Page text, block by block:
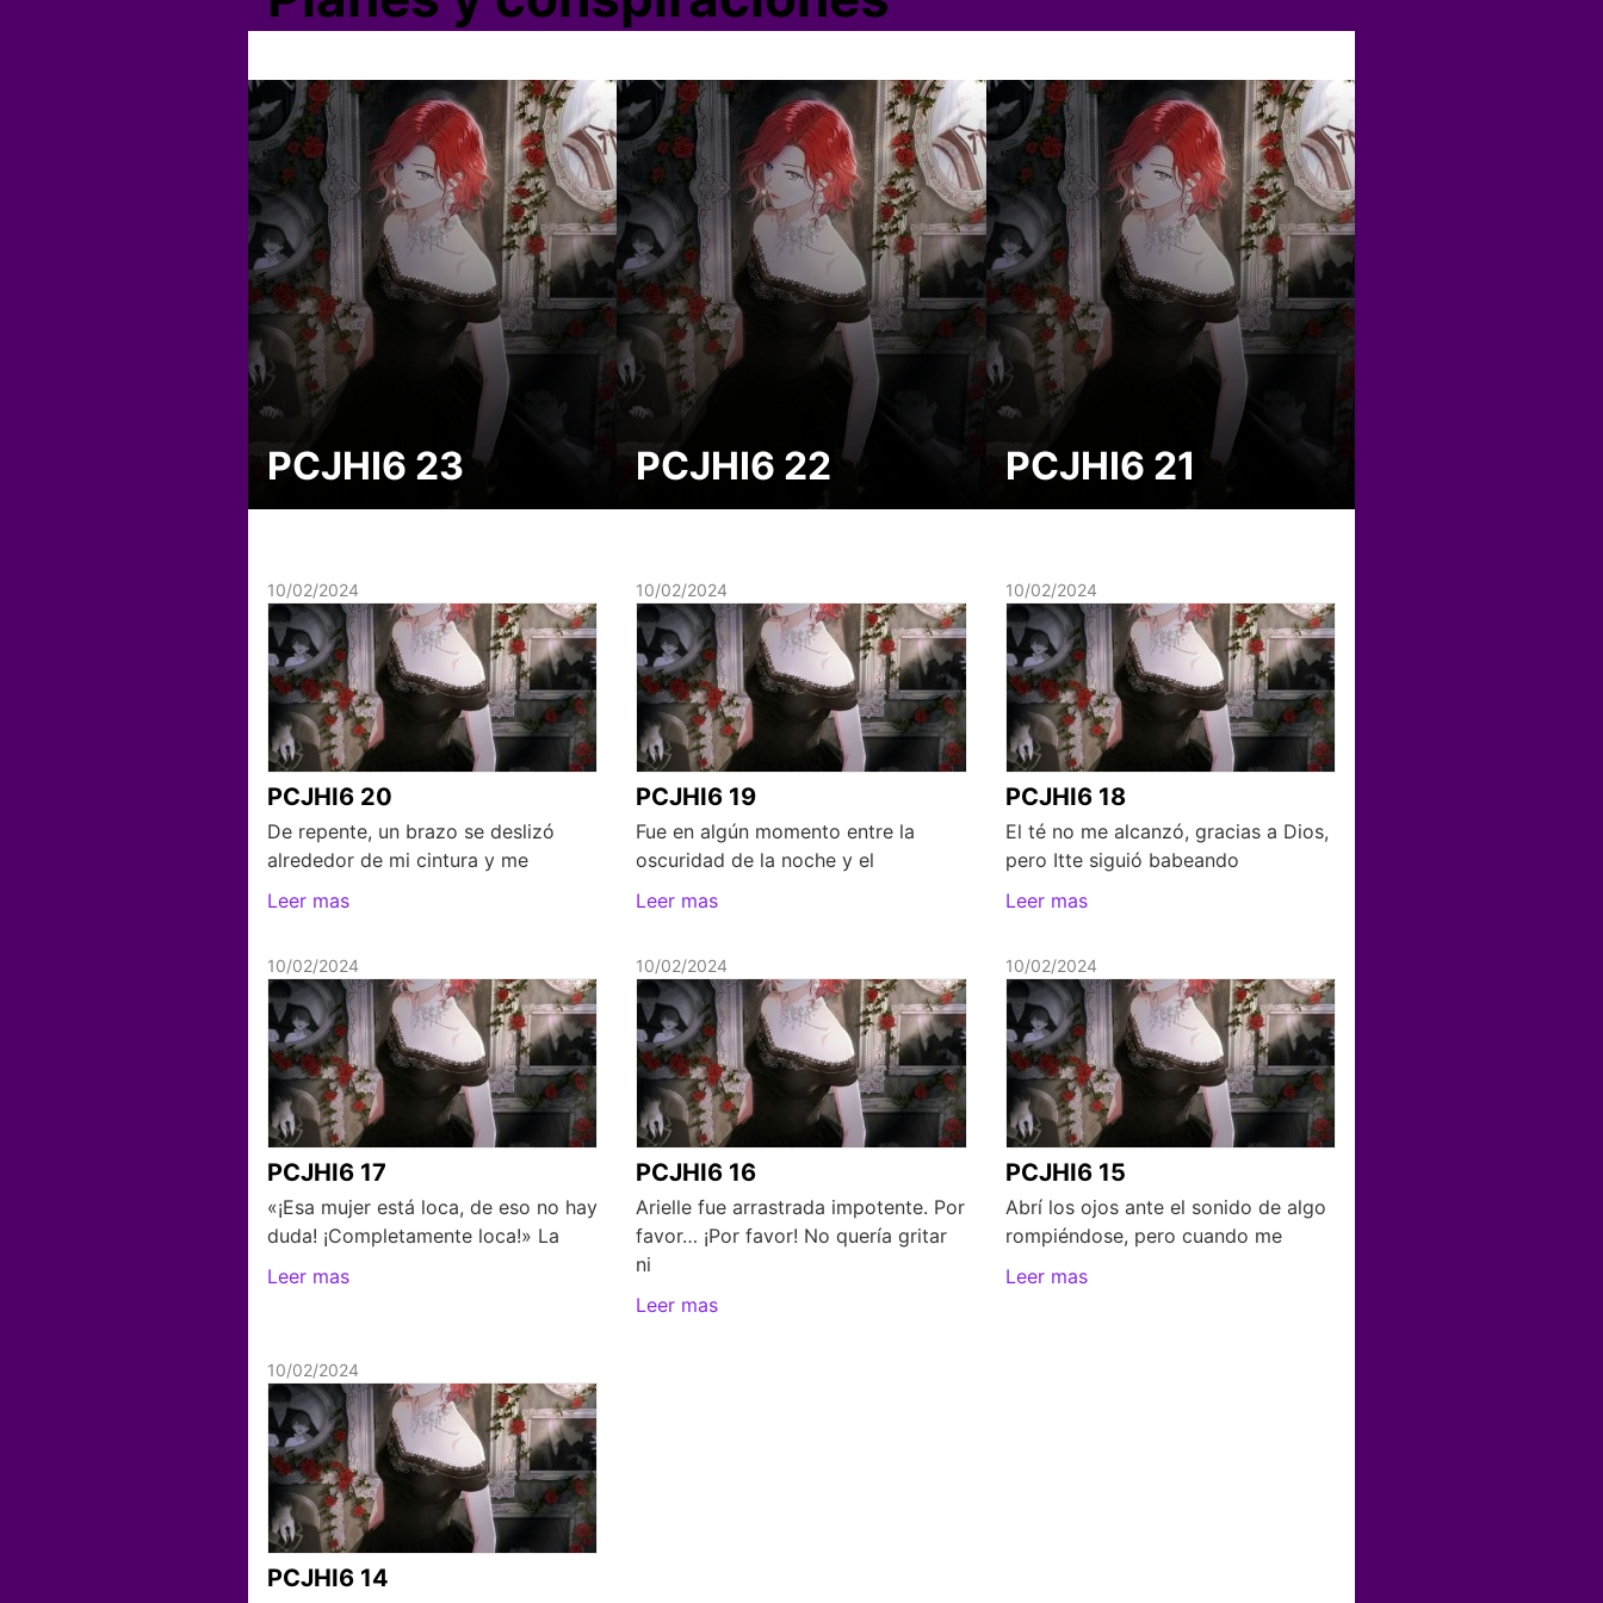
PCJHI6 23 PCJHI6 22 PCJHI6 21
10/02/2024
PCJHI6 20
De repente, un brazo se deslizó
alrededor de mi cintura y me
Leer mas
10/02/2024
PCJHI6 19
Fue en algún momento entre la
oscuridad de la noche y el
Leer mas
10/02/2024
PCJHI6 18
El té no me alcanzó, gracias a Dios,
pero Itte siguió babeando
Leer mas
10/02/2024
PCJHI6 17
«¡Esa mujer está loca, de eso no hay
duda! ¡Completamente loca!» La
Leer mas
10/02/2024
PCJHI6 16
Arielle fue arrastrada impotente. Por
favor… ¡Por favor! No quería gritar
ni
Leer mas
10/02/2024
PCJHI6 15
Abrí los ojos ante el sonido de algo
rompiéndose, pero cuando me
Leer mas
10/02/2024
PCJHI6 14